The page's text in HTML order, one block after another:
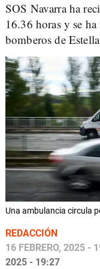
SOS Navarra ha
16.36 horas y se
bomberos de
Una ambulancia circula
REDACCIÓN
16 FEBRERO, 2025 -
2025 - 19:27